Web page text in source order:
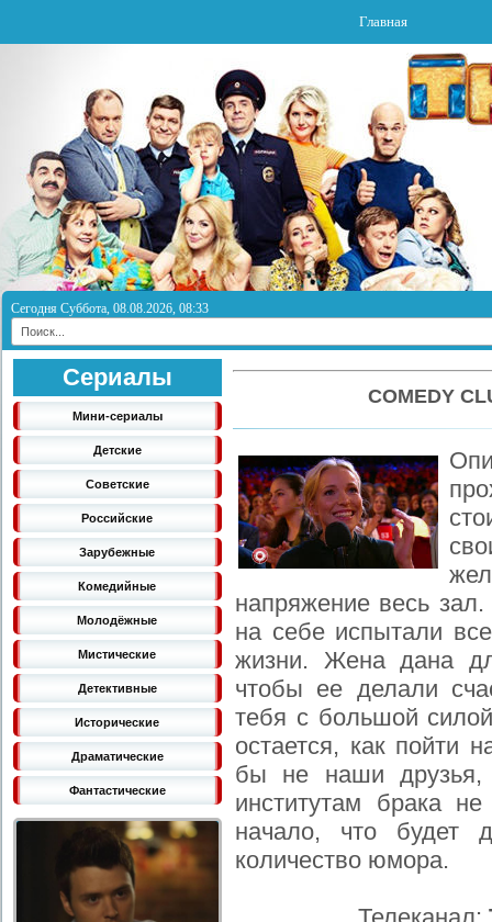
Главная
Сегодня Суббота, 08.08.2026, 08:33
Сериалы
Мини-сериалы
Детские
Советские
Российские
Зарубежные
Комедийные
Молодёжные
Мистические
Детективные
Исторические
Драматические
Фантастические
COMEDY
напряжение весь
на себе испытали
жизни. Жена дана
чтобы ее делали
тебя с большой
остается, как пойти
бы не наши
институтам брака
начало, что будет
количество юмора.